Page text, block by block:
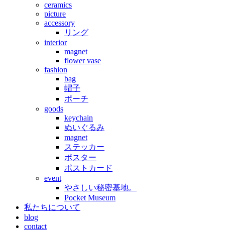
ceramics
picture
accessory
リング
interior
magnet
flower vase
fashion
bag
帽子
ポーチ
goods
keychain
ぬいぐるみ
magnet
ステッカー
ポスター
ポストカード
event
やさしい秘密基地。
Pocket Museum
私たちについて
blog
contact